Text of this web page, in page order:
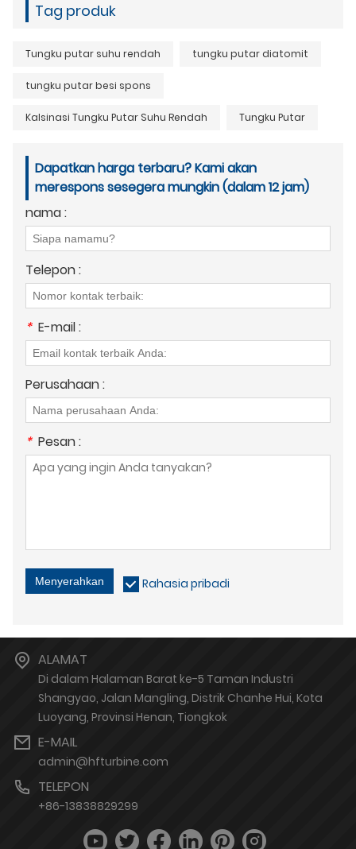
Tag produk
Tungku putar suhu rendah tungku putar diatomit
tungku putar besi spons
Kalsinasi Tungku Putar Suhu Rendah Tungku Putar
Dapatkan harga terbaru? Kami akan
merespons sesegera mungkin (dalam 12 jam)
nama :
Telepon :
* E-mail :
Perusahaan :
* Pesan :
Menyerahkan Rahasia pribadi
ALAMAT
Di dalam Halaman Barat ke-5 Taman Industri
Shangyao, Jalan Mangling, Distrik Chanhe Hui, Kota
Luoyang, Provinsi Henan, Tiongkok
E-MAIL
admin@hfturbine.com
TELEPON
+86-13838829299